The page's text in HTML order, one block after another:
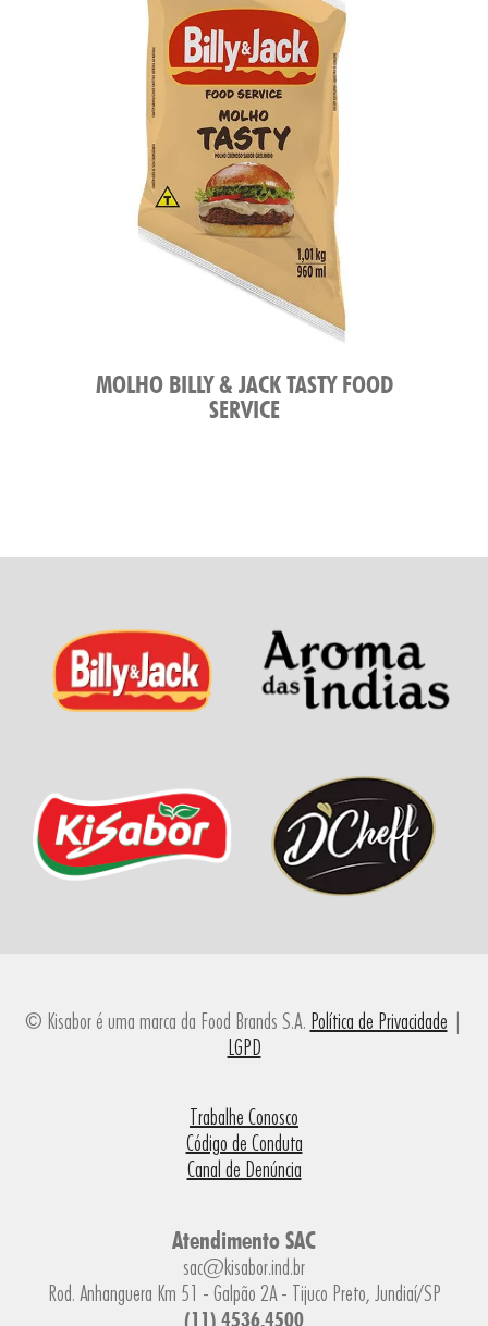
MOLHO BILLY & JACK TASTY FOOD
SERVICE
© Kisabor é uma marca da Food Brands S.A. Política de Privacidade |
LGPD
Trabalhe Conosco
Código de Conduta
Canal de Denúncia
Atendimento SAC
sac@kisabor.ind.br
Rod. Anhanguera Km 51 - Galpão 2A - Tijuco Preto, Jundiaí/SP
(11) 4536.4500